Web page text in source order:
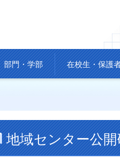
部門・学部 在校生・保護
地域センター公